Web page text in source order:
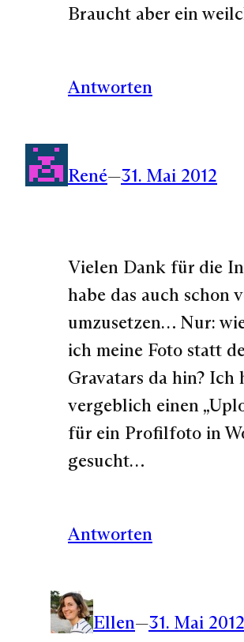
Braucht aber ein
Antworten
René—31. Mai 2012
Vielen Dank für die
habe das auch schon
umzusetzen… Nur:
ich meine Foto statt
Gravatars da hin? Ich
vergeblich einen
für ein Profilfoto in
gesucht…
Antworten
Ellen—31. Mai 2012